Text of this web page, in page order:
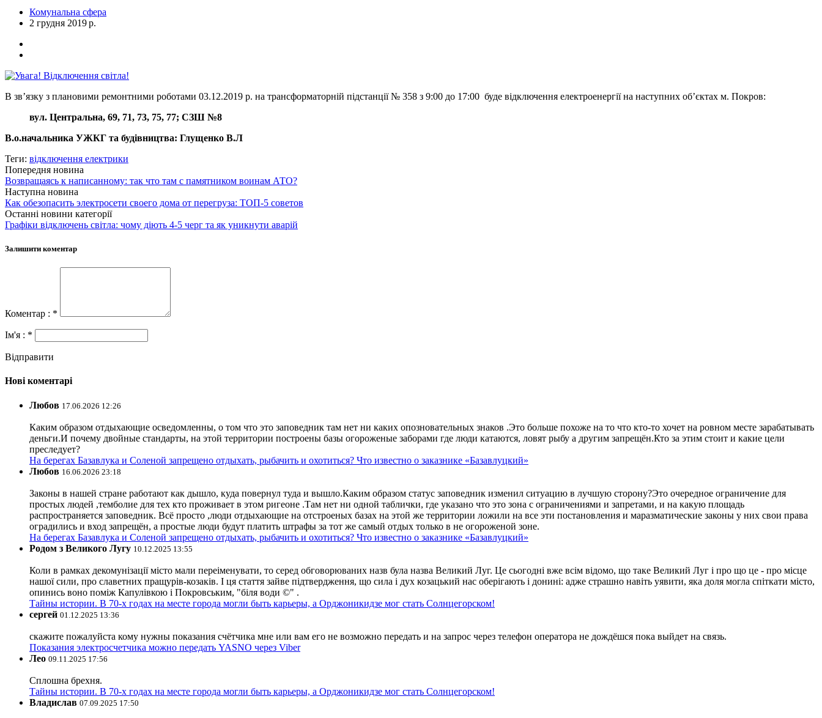
Комунальна сфера
2 грудня 2019 р.
В зв’язку з плановими ремонтними роботами 03.12.2019 р. на трансформаторній підстанції № 358 з 9:00 до 17:00 буде відключення електроенергії на наступних об’єктах м. Покров:
вул. Центральна, 69, 71, 73, 75, 77; СЗШ №8
В.о.начальника УЖКГ та будівництва: Глущенко В.Л
Теги: відключення електрики
Попередня новина
Возвращаясь к написанному: так что там с памятником воинам АТО?
Наступна новина
Как обезопасить электросети своего дома от перегруза: ТОП-5 советов
Останні новини категорії
Графіки відключень світла: чому діють 4-5 черг та як уникнути аварій
Залишити коментар
Коментар : *
Ім'я : *
Відправити
Нові коментарі
Любов 17.06.2026 12:26
Каким образом отдыхающие осведомленны, о том что это заповедник там нет ни каких опозновательных знаков .Это больше похоже на то что кто-то хочет на ровном месте зарабатывать
деньги.И почему двойные стандарты, на этой территории построены базы огороженые заборами где люди катаются, ловят рыбу а другим запрещён.Кто за этим стоит и какие цели
преследует?
На берегах Базавлука и Соленой запрещено отдыхать, рыбачить и охотиться? Что известно о заказнике «Базавлуцкий»
Любов 16.06.2026 23:18
Законы в нашей стране работают как дышло, куда повернул туда и вышло.Каким образом статус заповедник изменил ситуацию в лучшую сторону?Это очередное ограничение для
простых людей ,темболие для тех кто проживает в этом ригеоне .Там нет ни одной таблички, где указано что это зона с ограничениями и запретами, и на какую площадь
распространяется заповедник. Всё просто ,люди отдыхающие на отстроеных базах на этой же территории ложили на все эти постановления и маразматические законы у них свои права
оградились и вход запрещён, а простые люди будут платить штрафы за тот же самый отдых только в не огороженой зоне.
На берегах Базавлука и Соленой запрещено отдыхать, рыбачить и охотиться? Что известно о заказнике «Базавлуцкий»
Родом з Великого Лугу 10.12.2025 13:55
Коли в рамках декомунізації місто мали переіменувати, то серед обговорюваних назв була назва Великий Луг. Це сьогодні вже всім відомо, що таке Великий Луг і про що це - про місце
нашої сили, про славетних пращурів-козаків. І ця стаття зайве підтвердження, що сила і дух козацький нас оберігають і донині: адже страшно навіть уявити, яка доля могла спіткати місто,
опинись воно поміж Капулівкою і Покровським, "біля води ©" .
Тайны истории. В 70-х годах на месте города могли быть карьеры, а Орджоникидзе мог стать Солнцегорском!
сергей 01.12.2025 13:36
скажите пожалуйста кому нужны показания счётчика мне или вам его не возможно передать и на запрос через телефон оператора не дождёшся пока выйдет на связь.
Показания электросчетчика можно передать YASNO через Viber
Лео 09.11.2025 17:56
Сплошна брехня.
Тайны истории. В 70-х годах на месте города могли быть карьеры, а Орджоникидзе мог стать Солнцегорском!
Владислав 07.09.2025 17:50